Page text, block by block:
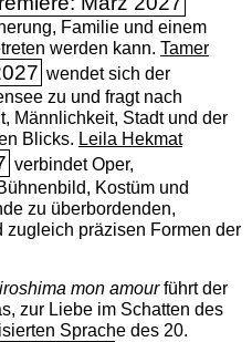
Familie und einem
werden kann. Tamer
wendet sich der
zu und fragt nach
Männlichkeit, Stadt und der
Blicks. Leila Hekmat
verbindet Oper,
Kostüm und
zu überbordenden,
zugleich präzisen Formen der
mon amourführt der
zur Liebe im Schatten des
Sprache des 20.